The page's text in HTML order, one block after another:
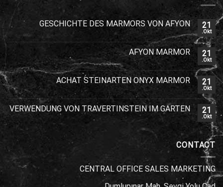
21
Okt.
GESCHICHTE DES MARMORS VON AFYON
21
Okt.
AFYON MARMOR
21
Okt.
ACHAT STEINARTEN ONYX MARMOR
21
Okt.
VERWENDUNG VON TRAVERTINSTEIN IM GARTEN
CONTACT
CENTRAL OFFICE SALES MARKETING